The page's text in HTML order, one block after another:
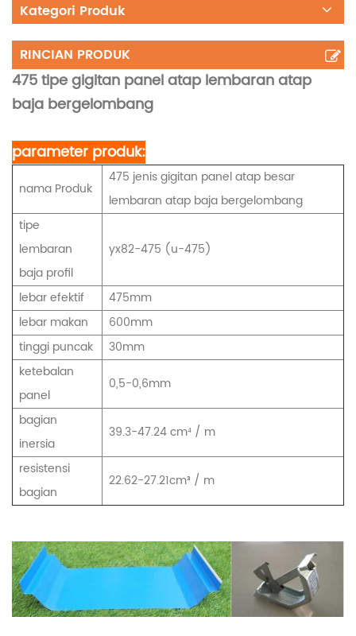
Kategori Produk
RINCIAN PRODUK
475 tipe gigitan panel atap lembaran atap
baja bergelombang
parameter produk:
nama Produk
475 jenis gigitan panel atap besar
lembaran atap baja bergelombang
tipe
lembaran
baja profil
yx82-475 (u-475)
lebar efektif
475mm
lebar makan
600mm
tinggi puncak
30mm
ketebalan
panel
0,5-0,6mm
bagian
inersia
39.3-47.24cm⁴ / m
resistensi
bagian
22.62-27.21cm³ / m